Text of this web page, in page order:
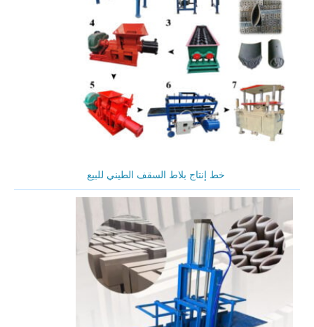
خط إنتاج بلاط السقف الطيني للبيع